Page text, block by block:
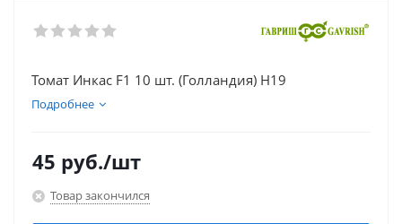
Томат Инкас F1 10 шт. (Голландия) Н19
Подробнее
45 руб./шт
Товар закончился